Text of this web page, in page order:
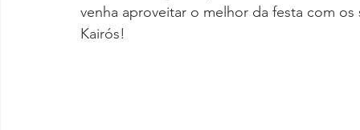
venha aproveitar o melhor da festa com
Kairós!